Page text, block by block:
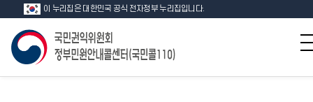
이 누리집은 대한민국 공식 전자정부 누리집입니다.